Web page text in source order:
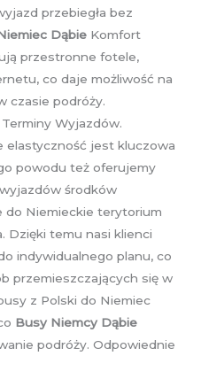
przebiegła bez
Dąbie Komfort
przestronne fotele,
co daje możliwość na
czasie podróży.
Wyjazdów.
elastyczność jest kluczowa
powodu też oferujemy
środków
do Niemieckie terytorium
Dzięki temu nasi klienci
indywidualnego planu, co
przemieszczających się w
z Polski do Niemiec
Busy Niemcy Dąbie
podróży. Odpowiednie